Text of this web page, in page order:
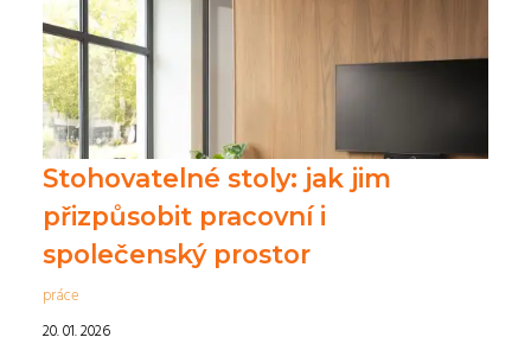
Stohovatelné stoly: jak jim
přizpůsobit pracovní i
společenský prostor
práce
20. 01. 2026